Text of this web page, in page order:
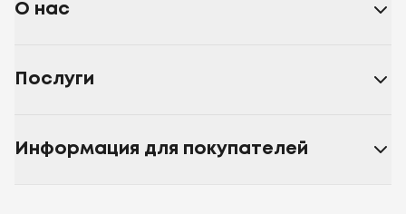
О нас
Послуги
Информация для покупателей